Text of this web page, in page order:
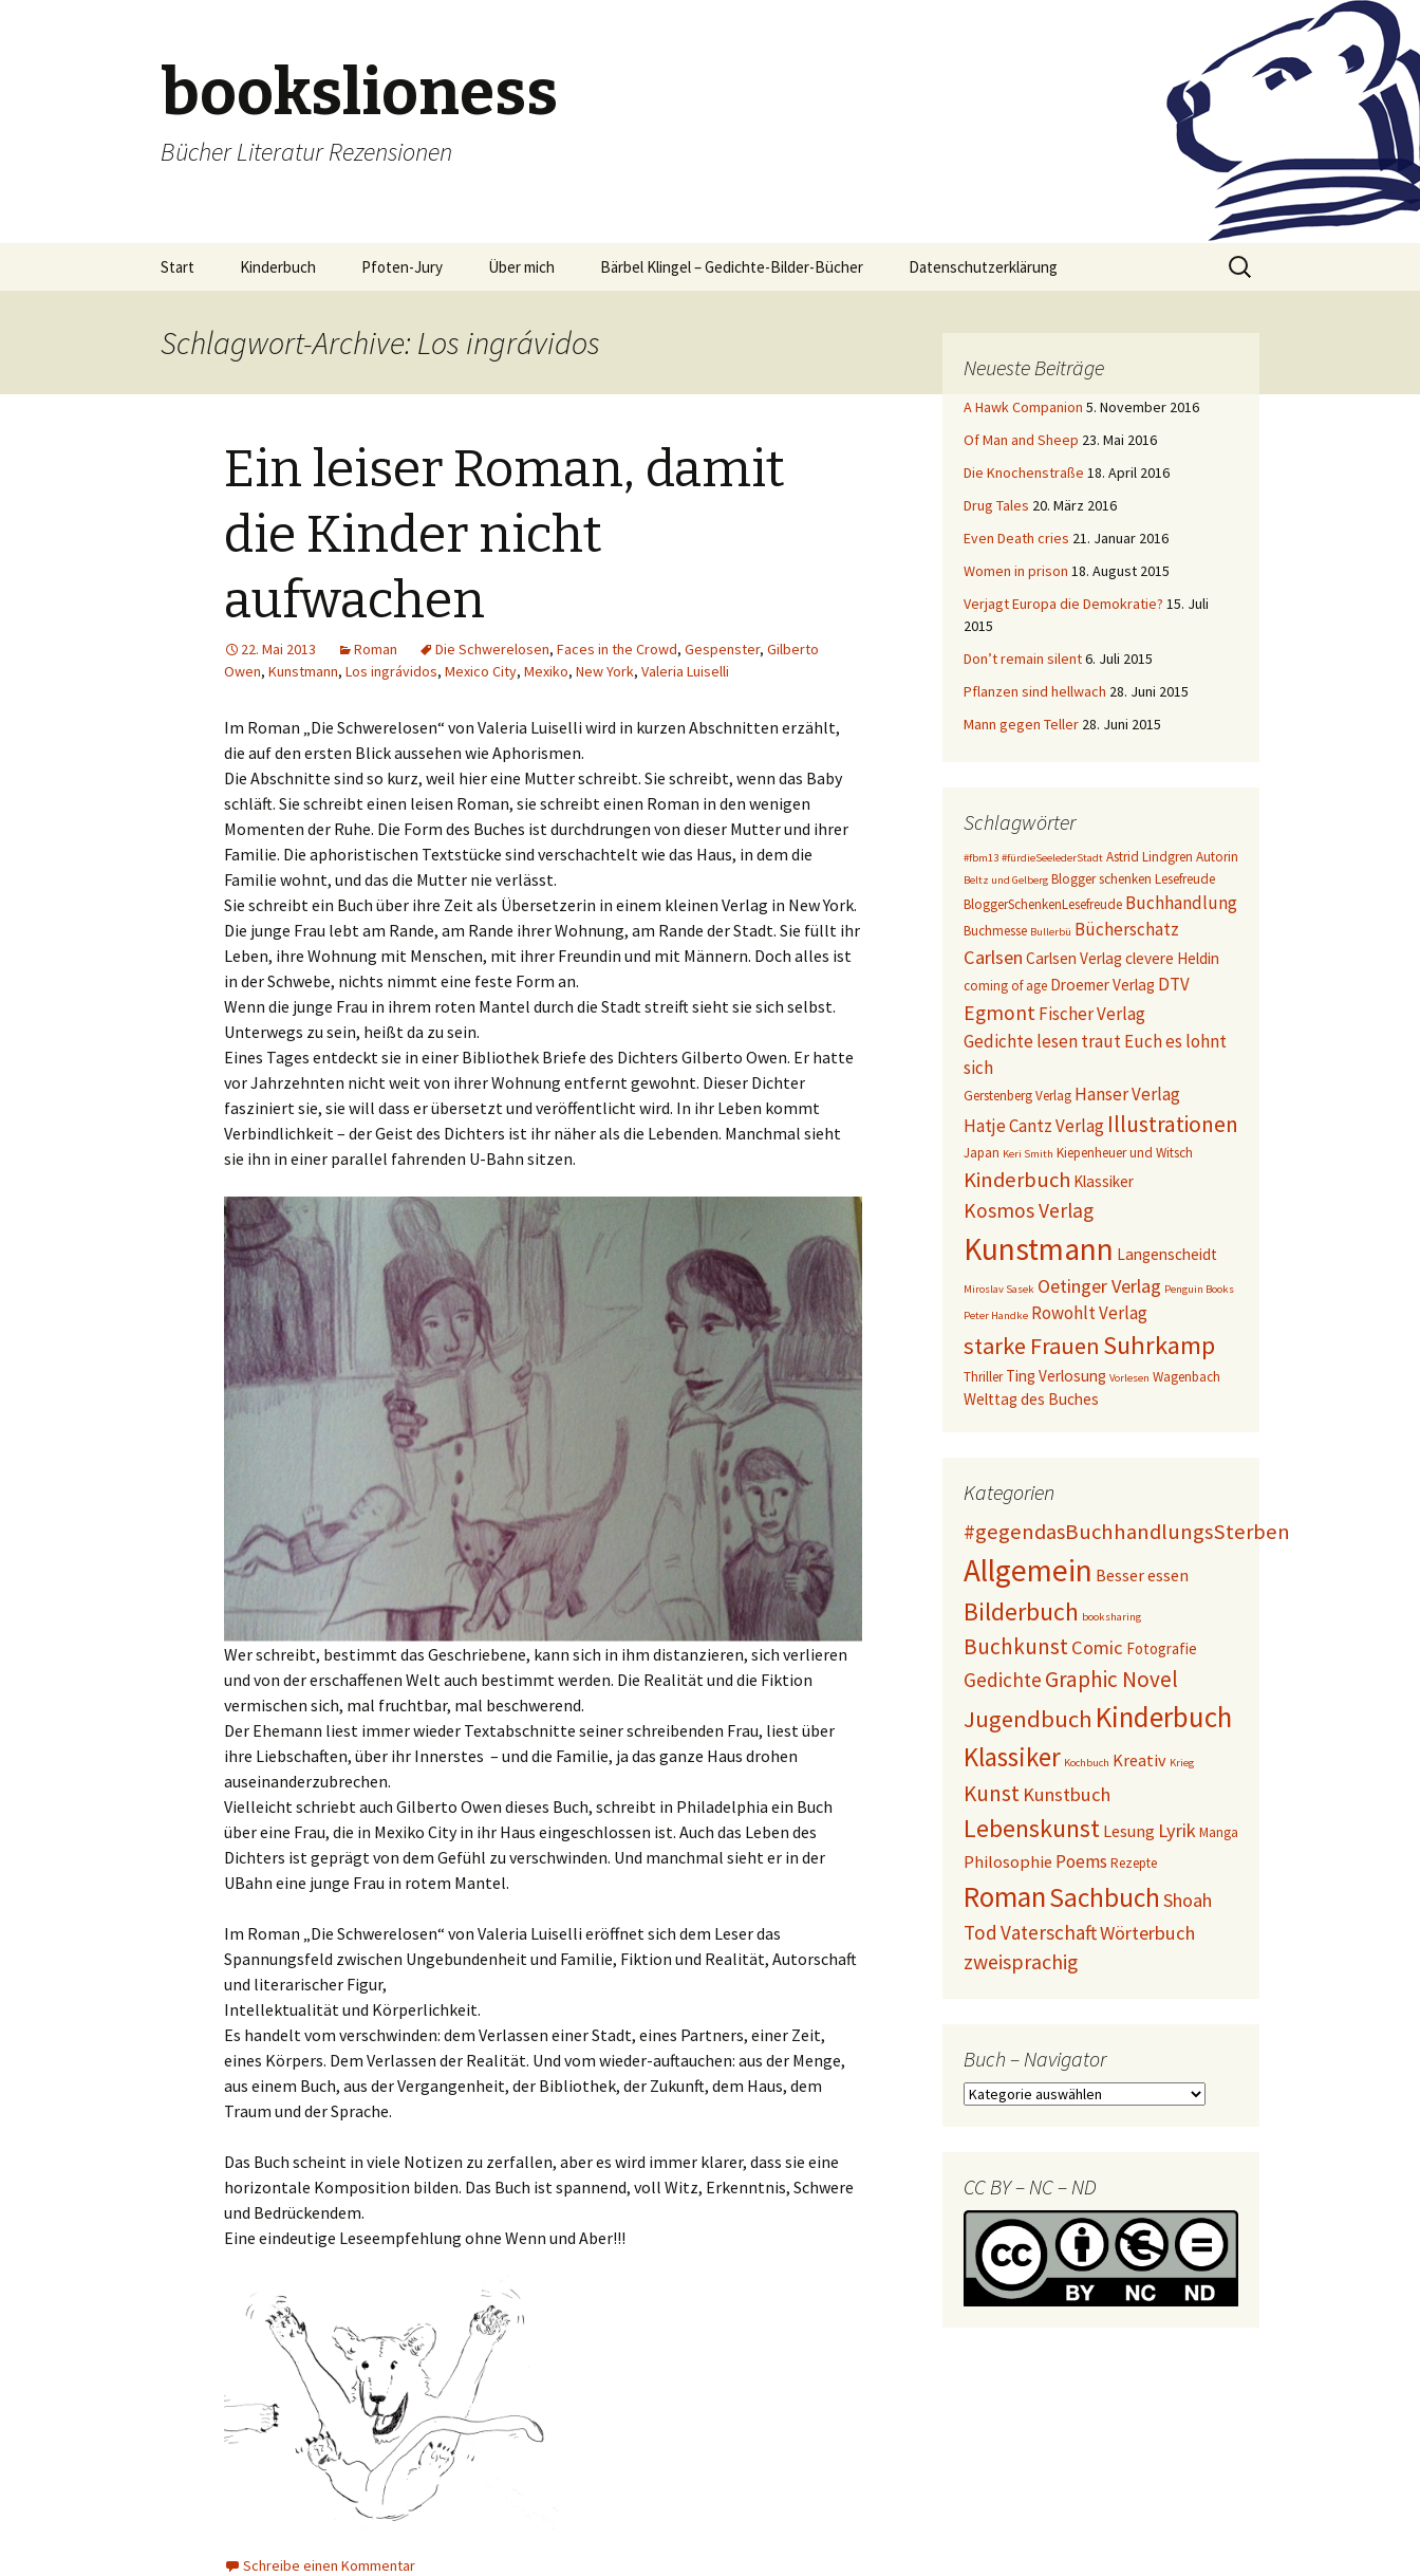
bookslioness
Bücher Literatur Rezensionen
Start Kinderbuch Pfoten-Jury Über mich Bärbel Klingel – Gedichte-Bilder-Bücher Datenschutzerklärung
Suchen
nach:
Schlagwort-Archive: Los ingrávidos
Ein leiser Roman, damit
die Kinder nicht
aufwachen
22. Mai 2013 Roman Die Schwerelosen, Faces in the Crowd, Gespenster, Gilberto
Owen, Kunstmann, Los ingrávidos, Mexico City, Mexiko, New York, Valeria Luiselli
Im Roman „Die Schwerelosen“ von Valeria Luiselli wird in kurzen Abschnitten erzählt,
die auf den ersten Blick aussehen wie Aphorismen.
Die Abschnitte sind so kurz, weil hier eine Mutter schreibt. Sie schreibt, wenn das Baby
schläft. Sie schreibt einen leisen Roman, sie schreibt einen Roman in den wenigen
Momenten der Ruhe. Die Form des Buches ist durchdrungen von dieser Mutter und ihrer
Familie. Die aphoristischen Textstücke sind verschachtelt wie das Haus, in dem die
Familie wohnt, und das die Mutter nie verlässt.
Sie schreibt ein Buch über ihre Zeit als Übersetzerin in einem kleinen Verlag in New York.
Die junge Frau lebt am Rande, am Rande ihrer Wohnung, am Rande der Stadt. Sie füllt ihr
Leben, ihre Wohnung mit Menschen, mit ihrer Freundin und mit Männern. Doch alles ist
in der Schwebe, nichts nimmt eine feste Form an.
Wenn die junge Frau in ihrem roten Mantel durch die Stadt streift sieht sie sich selbst.
Unterwegs zu sein, heißt da zu sein.
Eines Tages entdeckt sie in einer Bibliothek Briefe des Dichters Gilberto Owen. Er hatte
vor Jahrzehnten nicht weit von ihrer Wohnung entfernt gewohnt. Dieser Dichter
fasziniert sie, sie will dass er übersetzt und veröffentlicht wird. In ihr Leben kommt
Verbindlichkeit – der Geist des Dichters ist ihr näher als die Lebenden. Manchmal sieht
sie ihn in einer parallel fahrenden U-Bahn sitzen.
Wer schreibt, bestimmt das Geschriebene, kann sich in ihm distanzieren, sich verlieren
und von der erschaffenen Welt auch bestimmt werden. Die Realität und die Fiktion
vermischen sich, mal fruchtbar, mal beschwerend.
Der Ehemann liest immer wieder Textabschnitte seiner schreibenden Frau, liest über
ihre Liebschaften, über ihr Innerstes – und die Familie, ja das ganze Haus drohen
auseinanderzubrechen.
Vielleicht schriebt auch Gilberto Owen dieses Buch, schreibt in Philadelphia ein Buch
über eine Frau, die in Mexiko City in ihr Haus eingeschlossen ist. Auch das Leben des
Dichters ist geprägt von dem Gefühl zu verschwinden. Und manchmal sieht er in der
UBahn eine junge Frau in rotem Mantel.
Im Roman „Die Schwerelosen“ von Valeria Luiselli eröffnet sich dem Leser das
Spannungsfeld zwischen Ungebundenheit und Familie, Fiktion und Realität, Autorschaft
und literarischer Figur,
Intellektualität und Körperlichkeit.
Es handelt vom verschwinden: dem Verlassen einer Stadt, eines Partners, einer Zeit,
eines Körpers. Dem Verlassen der Realität. Und vom wieder-auftauchen: aus der Menge,
aus einem Buch, aus der Vergangenheit, der Bibliothek, der Zukunft, dem Haus, dem
Traum und der Sprache.
Das Buch scheint in viele Notizen zu zerfallen, aber es wird immer klarer, dass sie eine
horizontale Komposition bilden. Das Buch ist spannend, voll Witz, Erkenntnis, Schwere
und Bedrückendem.
Eine eindeutige Leseempfehlung ohne Wenn und Aber!!!
Schreibe einen Kommentar
Neueste Beiträge
A Hawk Companion 5. November 2016
Of Man and Sheep 23. Mai 2016
Die Knochenstraße 18. April 2016
Drug Tales 20. März 2016
Even Death cries 21. Januar 2016
Women in prison 18. August 2015
Verjagt Europa die Demokratie? 15. Juli
2015
Don’t remain silent6. Juli 2015
Pflanzen sind hellwach 28. Juni 2015
Mann gegen Teller 28. Juni 2015
Schlagwörter
#fbm13 #fürdieSeelederStadt Astrid Lindgren Autorin
Beltz und Gelberg Blogger schenken Lesefreude
BloggerSchenkenLesefreude Buchhandlung
Buchmesse Bullerbü Bücherschatz
Carlsen Carlsen Verlag clevere Heldin
coming of age Droemer Verlag DTV
EgmontFischer Verlag
Gedichte lesen traut Euch es lohnt
sich
Gerstenberg Verlag Hanser Verlag
Hatje Cantz Verlag Illustrationen
Japan Keri Smith Kiepenheuer und Witsch
Kinderbuch Klassiker
Kosmos Verlag
Kunstmann Langenscheidt
Miroslav Sasek Oetinger Verlag Penguin Books
Peter Handke Rowohlt Verlag
starke Frauen Suhrkamp
Thriller Ting Verlosung Vorlesen Wagenbach
Welttag des Buches
Kategorien
#gegendasBuchhandlungsSterben
Allgemein Besser essen
Bilderbuch booksharing
BuchkunstComic Fotografie
Gedichte Graphic Novel
Jugendbuch Kinderbuch
Klassiker Kochbuch Kreativ Krieg
Kunst Kunstbuch
Lebenskunst Lesung LyrikManga
Philosophie PoemsRezepte
RomanSachbuch Shoah
Tod VaterschaftWörterbuch
zweisprachig
Buch – Navigator
Buch
CC BY – NC – ND